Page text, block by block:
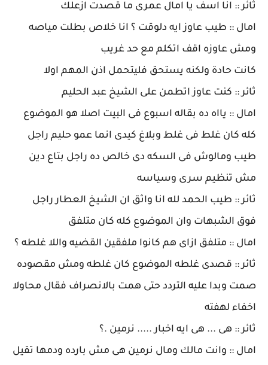
ثائر :: انا اسف يا امال عمرى ما قصدت ازعلك
امال :: طيب عاوز ايه دلوقت ؟ انا خلاص بطلت مياصه
ومش عاوزه اقف اتكلم مع حد غريب
كانت حادة ولكنه يستحق فليتحمل اذن المهم اولا
ثائر :: كنت عاوز اتطمن على الشيخ عبد الحليم
امال :: يااه ده بقاله اسبوع فى البيت اصلا هو الموضوع
كله كان غلط فى غلط وبلاغ كيدى انما عمو حليم راجل
طيب ومالوش فى السكه دى خالص ده راجل بتاع دين
مش تنظيم سرى وسياسه
ثائر :: طيب الحمد لله انا واثق ان الشيخ العطار راجل
فوق الشبهات وان الموضوع كله كان متلفق
امال :: متلفق ازاى هم كانوا ملفقين القضيه واللا غلطه ؟
ثائر :: قصدى غلطه الموضوع كان غلطه ومش مقصوده
صمت وبدا عليه التردد حتى همت بالانصراف فقال محاولا
اخفاء لهفته
ثائر :: هى ... هى ايه اخبار ..... نرمين .؟
امال :: وانت مالك ومال نرمين هى مش بارده ودمها تقيل